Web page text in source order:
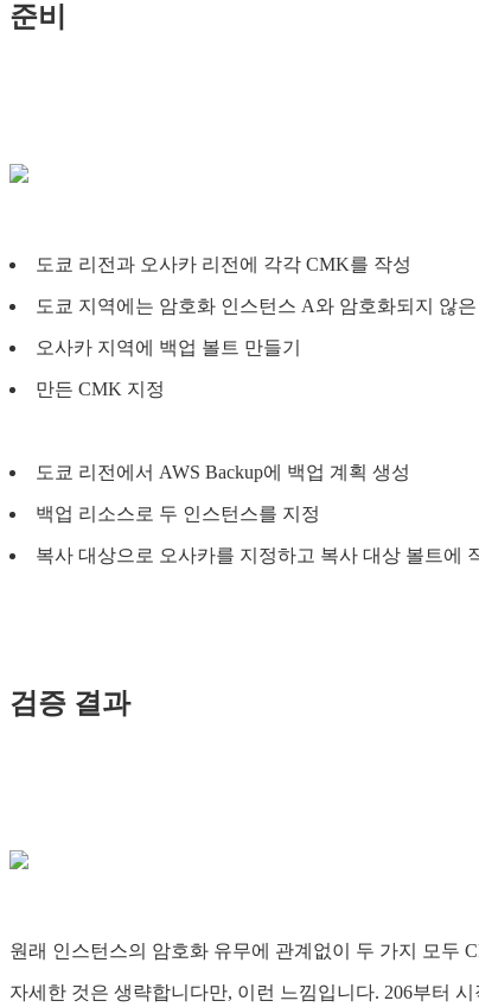
준비
도쿄 리전과 오사카 리전에 각각 CMK를 작성
도쿄 지역에는 암호화 인스턴스 A와 암호화되지 않
오사카 지역에 백업 볼트 만들기
만든 CMK 지정
도쿄 리전에서 AWS Backup에 백업 계획 생성
백업 리소스로 두 인스턴스를 지정
복사 대상으로 오사카를 지정하고 복사 대상 볼트에
검증 결과
원래 인스턴스의 암호화 유무에 관계없이 두 가지 모두
자세한 것은 생략합니다만, 이런 느낌입니다. 206부터